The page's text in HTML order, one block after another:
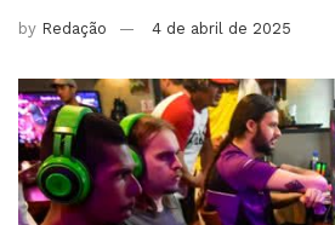
by Redação 4 de abril de 2025